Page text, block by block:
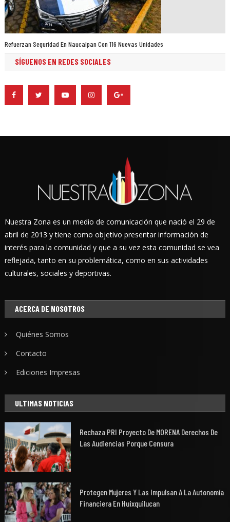
Refuerzan Seguridad En Naucalpan Con 116 Nuevas Unidades
SÍGUENOS EN REDES SOCIALES
Nuestra Zona es un medio de comunicación que nació el 29 de
abril de 2013 y tiene como objetivo presentar información de
interés para la comunidad y que a su vez esta comunidad se vea
reflejada, tanto en su problemática, como en sus actividades
culturales, sociales y deportivas.
ACERCA DE NOSOTROS
Quiénes Somos
Contacto
Ediciones Impresas
ULTIMAS NOTICIAS
Rechaza PRI Proyecto De MORENA Derechos De
Las Audiencias Porque Censura
Protegen Mujeres Y Las Impulsan A La Autonomía
Financiera En Huixquilucan